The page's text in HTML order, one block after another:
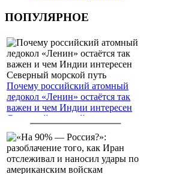
ПОПУЛЯРНОЕ
Почему российский атомный
ледокол «Ленин» остаётся так
важен и чем Индии интересен
Северный морской путь